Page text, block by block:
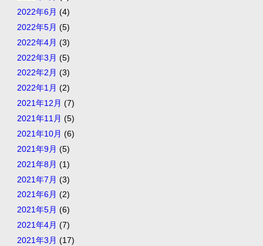
2022年6月 (4)
2022年5月 (5)
2022年4月 (3)
2022年3月 (5)
2022年2月 (3)
2022年1月 (2)
2021年12月 (7)
2021年11月 (5)
2021年10月 (6)
2021年9月 (5)
2021年8月 (1)
2021年7月 (3)
2021年6月 (2)
2021年5月 (6)
2021年4月 (7)
2021年3月 (17)